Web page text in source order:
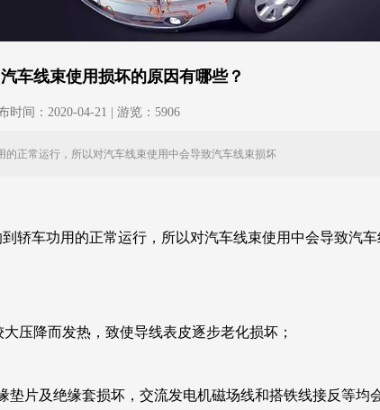
车线束使用损坏的原因有哪些？
时间：2020-04-21 | 游览：5906
正常运行，所以对汽车线束使用中会导致汽车线束损坏
轿车功用的正常运行，所以对汽车线束使用中会导致汽
压降而发热，致使导线表皮逐步老化损坏；
片及绝缘套损坏，交流发电机磁场线和搭铁线接反等均